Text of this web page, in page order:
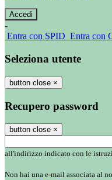
-
Entra con SPID Entra con
Seleziona utente
button close ×
Recupero password
button close ×
all'indirizzo indicato con le
Non hai una e-mail associata al